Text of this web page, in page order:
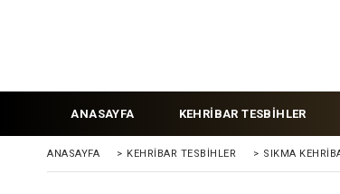
ANASAYFA KEHRİBAR TESBİHLER
ANASAYFA > KEHRIBAR TESBIHLER > SIKMA